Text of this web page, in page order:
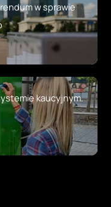
w sprawie
kaucyjnym.